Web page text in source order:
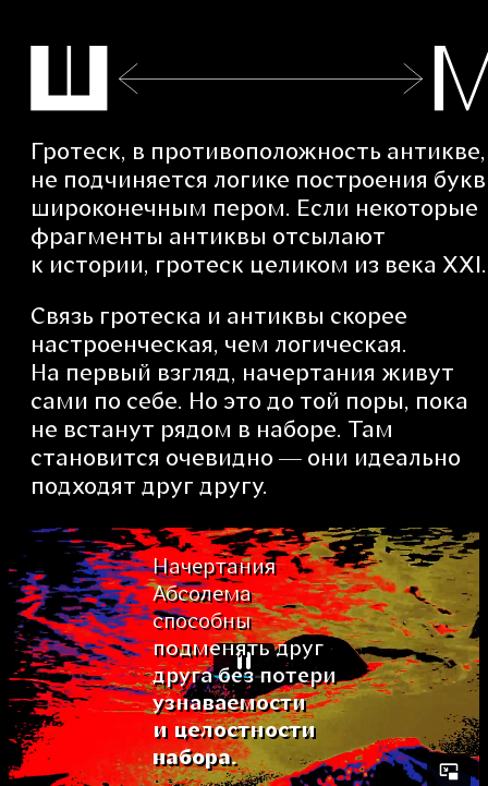
Гротеск, в противоположность антикве,
не подчиняется логике построения букв
широконечным пером. Если некоторые
фрагменты антиквы отсылают
к истории, гротеск целиком из века XXI.
Связь гротеска и антиквы скорее
настроенческая, чем логическая.
На первый взгляд, начертания живут
сами по себе. Но это до той поры, пока
не встанут рядом в наборе. Там
становится очевидно — они идеально
подходят друг другу.
Начертания
Абсолема
способны
подменять друг
друга без потери
узнаваемости
и целостности
набора.